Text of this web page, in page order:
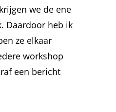
we de ene
Daardoor heb ik
ze elkaar
workshop
een bericht